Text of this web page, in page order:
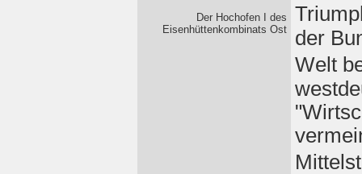
Der Hochofen I des
Eisenhüttenkombinats Ost
der
Welt